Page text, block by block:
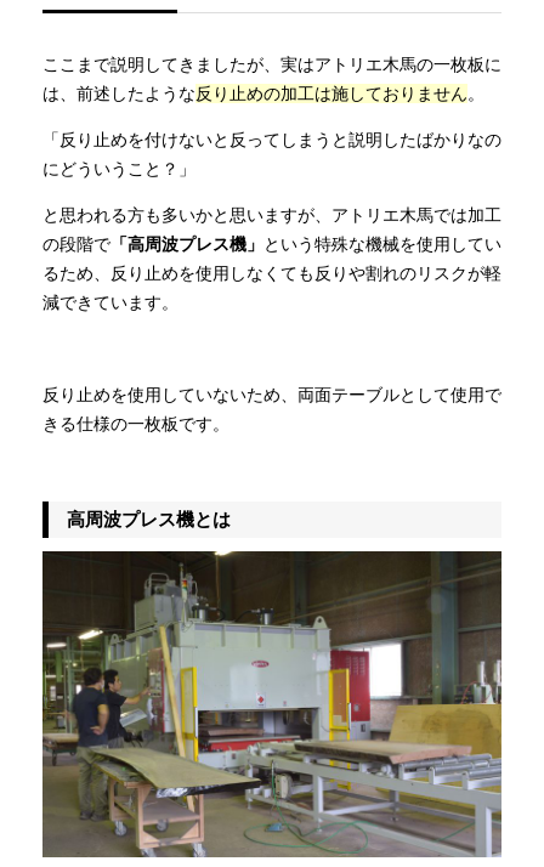
ここまで説明してきましたが、実はアトリエ木馬の一枚板に
は、前述したような反り止めの加工は施しておりません。
「反り止めを付けないと反ってしまうと説明したばかりなの
にどういうこと？」
と思われる方も多いかと思いますが、アトリエ木馬では加工
の段階で 「高周波プレス機」 という特殊な機械を使用してい
るため、反り止めを使用しなくても反りや割れのリスクが軽
減できています。
反り止めを使用していないため、両面テーブルとして使用で
きる仕様の一枚板です。
高周波プレス機とは